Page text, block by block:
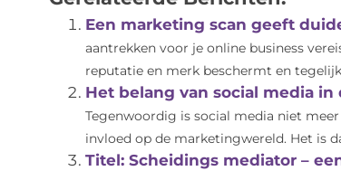
Een marketing scan geeft
aantrekken voor je online business
reputatie en merk beschermt en
Het belang van social media
Tegenwoordig is social media niet
invloed op de marketingwereld. Het is
Titel: Scheidings mediator –